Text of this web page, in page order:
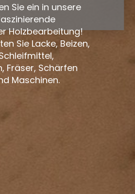
Sie ein in unsere
Holzbearbeitung!
Sie Lacke, Beizen,
Fräser, Schärfen
Maschinen.